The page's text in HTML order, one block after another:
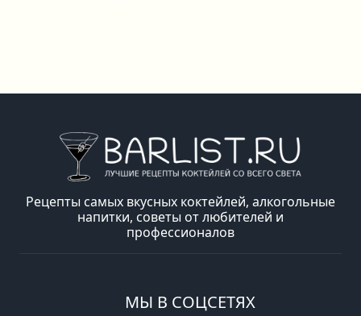
Рецепты самых вкусных коктейлей, алкогольные
напитки, советы от любителей и
профессионалов
МЫ В СОЦСЕТЯХ